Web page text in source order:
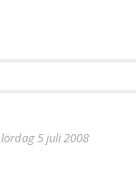
lördag 5 juli 2008